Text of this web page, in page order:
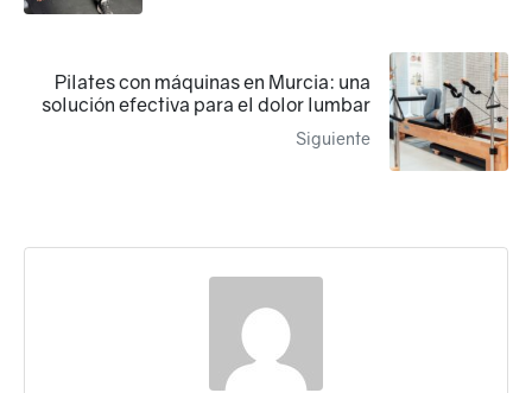
Pilates con máquinas en Murcia: una
solución efectiva para el dolor lumbar
Siguiente